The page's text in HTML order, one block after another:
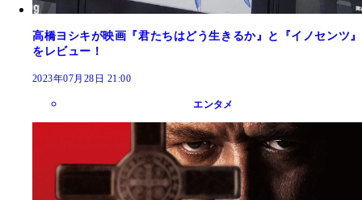
高橋ヨシキが映画『君たちはどう生きるか』と『イノセンツ』
をレビュー！
2023年07月28日 21:00
エンタメ